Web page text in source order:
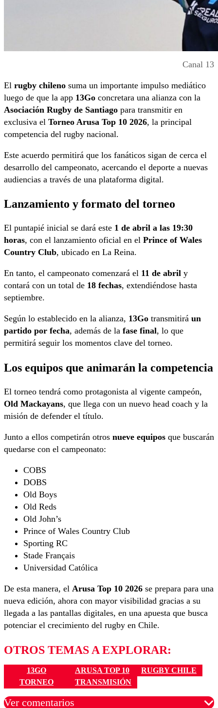
Canal 13
El rugby chileno suma un importante impulso mediático
luego de que la app 13Go concretara una alianza con la
Asociación Rugby de Santiago para transmitir en
exclusiva el Torneo Arusa Top 10 2026, la principal
competencia del rugby nacional.
Este acuerdo permitirá que los fanáticos sigan de cerca el
desarrollo del campeonato, acercando el deporte a nuevas
audiencias a través de una plataforma digital.
Lanzamiento y formato del torneo
El puntapié inicial se dará este 1 de abril a las 19:30
horas, con el lanzamiento oficial en el Prince of Wales
Country Club, ubicado en La Reina.
En tanto, el campeonato comenzará el 11 de abril y
contará con un total de 18 fechas, extendiéndose hasta
septiembre.
Según lo establecido en la alianza, 13Go transmitirá un
partido por fecha, además de la fase final, lo que
permitirá seguir los momentos clave del torneo.
Los equipos que animarán la competencia
El torneo tendrá como protagonista al vigente campeón,
Old Mackayans, que llega con un nuevo head coach y la
misión de defender el título.
Junto a ellos competirán otros nueve equipos que buscarán
quedarse con el campeonato:
COBS
DOBS
Old Boys
Old Reds
Old John’s
Prince of Wales Country Club
Sporting RC
Stade Français
Universidad Católica
De esta manera, el Arusa Top 10 2026 se prepara para una
nueva edición, ahora con mayor visibilidad gracias a su
llegada a las pantallas digitales, en una apuesta que busca
potenciar el crecimiento del rugby en Chile.
OTROS TEMAS A EXPLORAR:
13GO ARUSA TOP 10
RUGBY CHILE
TORNEO
TRANSMISIÓN
Ver comentarios